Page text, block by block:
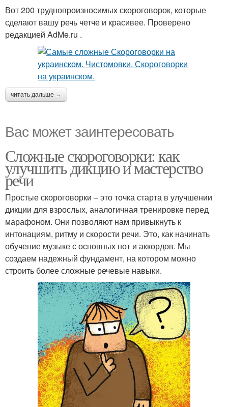
Вот 200 труднопроизносимых скороговорок, которые
сделают вашу речь четче и красивее. Проверено
редакцией AdMe.ru .
читать дальше →
Вас может заинтересовать
Сложные скороговорки: как
улучшить дикцию и мастерство
речи
Простые скороговорки – это точка старта в улучшении
дикции для взрослых, аналогичная тренировке перед
марафоном. Они позволяют нам привыкнуть к
интонациям, ритму и скорости речи. Это, как начинать
обучение музыке с основных нот и аккордов. Мы
создаем надежный фундамент, на котором можно
строить более сложные речевые навыки.